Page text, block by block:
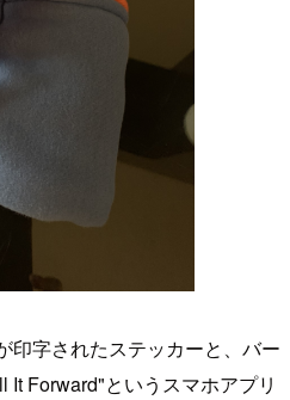
印字されたステッカーと、バー
It Forward"というスマホアプリ